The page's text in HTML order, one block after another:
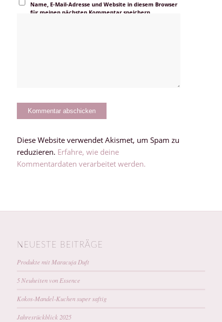
Name, E-Mail-Adresse und Website in diesem Browser
für meinen nächsten Kommentar speichern.
Diese Website verwendet Akismet, um Spam zu
reduzieren. Erfahre, wie deine
Kommentardaten verarbeitet werden.
NEUESTE BEITRÄGE
Produkte mit Maracuja Duft
5 Neuheiten von Essence
Kokos-Mandel-Kuchen super saftig
Jahresrückblick 2025